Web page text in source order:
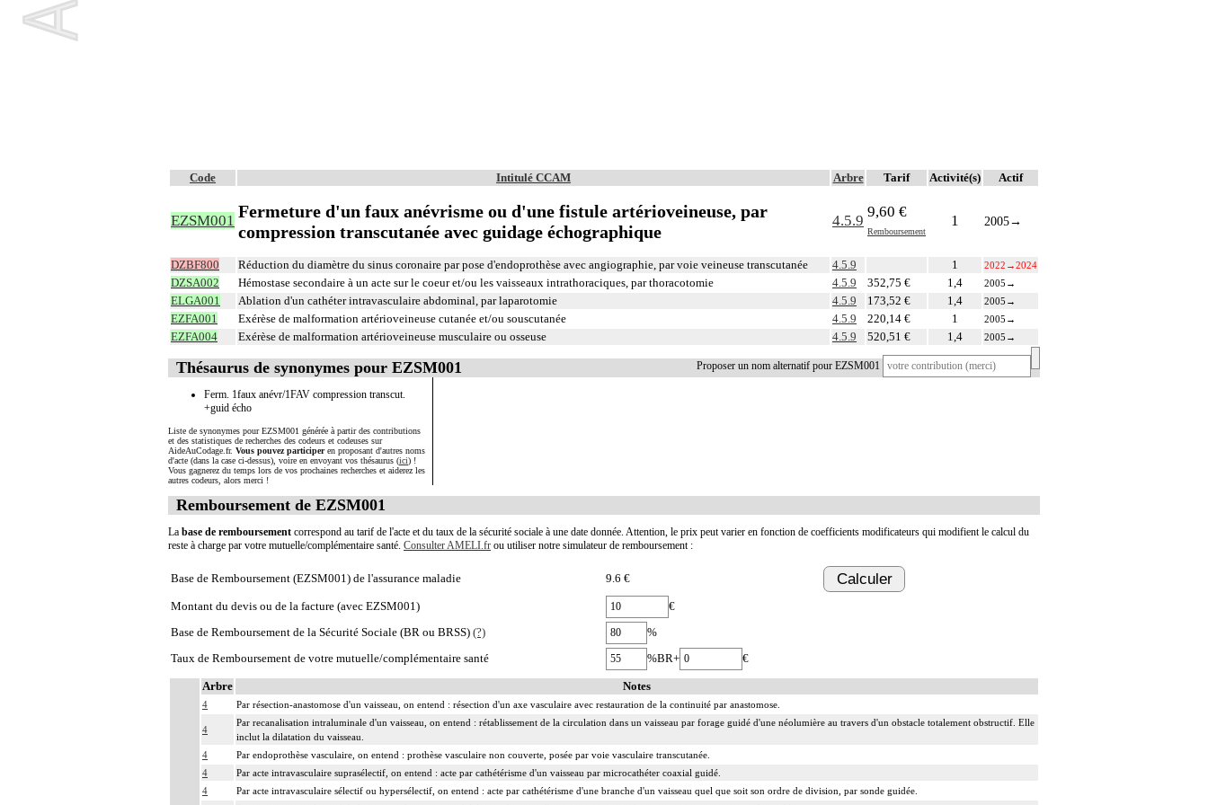
Code Intitulé CCAM Arbre Tarif Activité(s) Actif
EZSM001 Fermeture d'un faux anévrisme ou d'une fistule artérioveineuse, par
compression transcutanée avec guidage échographique
4.5.9
9,60 €
Remboursement
1 2005→
DZBF800 Réduction du diamètre du sinus coronaire par pose d'endoprothèse avec angiographie, par voie veineuse transcutanée 4.5.9 1 2022 →2024
DZSA002 Hémostase secondaire à un acte sur le coeur et/ou les vaisseaux intrathoraciques, par thoracotomie 4.5.9 352,75 € 1,4 2005 →
ELGA001 Ablation d'un cathéter intravasculaire abdominal, par laparotomie 4.5.9 173,52 € 1,4 2005 →
EZFA001 Exérèse de malformation artérioveineuse cutanée et/ou souscutanée 4.5.9 220,14 € 1 2005 →
EZFA004 Exérèse de malformation artérioveineuse musculaire ou osseuse 4.5.9 520,51 € 1,4 2005 →
Proposer un nom alternatif pour EZSM001
Thésaurus de synonymes pour EZSM001
Ferm. 1faux anévr/1FAV compression transcut.
+guid écho
Liste de synonymes pour EZSM001 générée à partir des contributions
et des statistiques de recherches des codeurs et codeuses sur
AideAuCodage.fr. Vous pouvez participeren proposant d'autres noms
d'acte (dans la case ci-dessus), voire en envoyant vos thésaurus (ici) !
Vous gagnerez du temps lors de vos prochaines recherches et aiderez les
autres codeurs, alors merci !
Remboursement de EZSM001
La base de remboursement correspond au tarif de l'acte et du taux de la sécurité sociale à une date donnée. Attention, le prix peut varier en fonction de coefficients modificateurs qui modifient le calcul du
reste à charge par votre mutuelle/complémentaire santé. Consulter AMELI.fr ou utiliser notre simulateur de remboursement :
Base de Remboursement (EZSM001) de l'assurance maladie 9.6 € Calculer
Montant du devis ou de la facture (avec EZSM001)
€
Base de Remboursement de la Sécurité Sociale (BR ou BRSS) (?)
%
Taux de Remboursement de votre mutuelle/complémentaire santé
%BR+ €
Arbre Notes
4 Par résection-anastomose d'un vaisseau, on entend : résection d'un axe vasculaire avec restauration de la continuité par anastomose.
4
Par recanalisation intraluminale d'un vaisseau, on entend : rétablissement de la circulation dans un vaisseau par forage guidé d'une néolumière au travers d'un obstacle totalement obstructif. Elle
inclut la dilatation du vaisseau.
4
Par endoprothèse vasculaire, on entend : prothèse vasculaire non couverte, posée par voie vasculaire transcutanée.
4
Par acte intravasculaire suprasélectif, on entend : acte par cathétérisme d'un vaisseau par microcathéter coaxial guidé.
4
Par acte intravasculaire sélectif ou hypersélectif, on entend : acte par cathétérisme d'une branche d'un vaisseau quel que soit son ordre de division, par sonde guidée.